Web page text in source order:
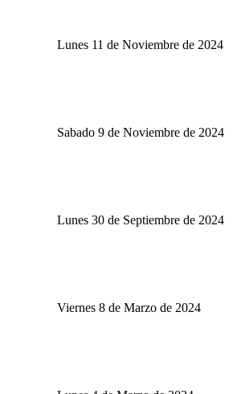
Lunes 11 de Noviembre de 2024
Sabado 9 de Noviembre de 2024
Lunes 30 de Septiembre de 2024
Viernes 8 de Marzo de 2024